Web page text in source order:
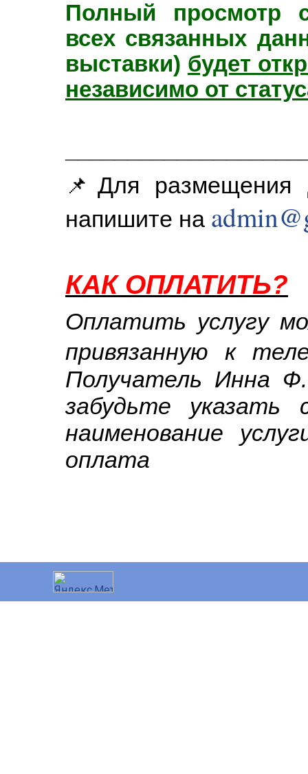
Полный просмотр
всех связанных
выставки) будет
независимо от
📌 Для размещения
напишите на
КАК ОПЛАТИТЬ?
Оплатить услугу
привязанную к
Получатель Инна
забудьте
наименование
оплата